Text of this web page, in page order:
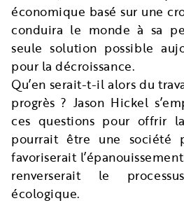
économique basé sur une
conduira le monde à sa
seule solution possible
pour la décroissance.
Qu’en serait-t-il alors du
progrès ? Jason Hickel
ces questions pour offrir
pourrait être une société
favoriserait
renverserait le
écologique.